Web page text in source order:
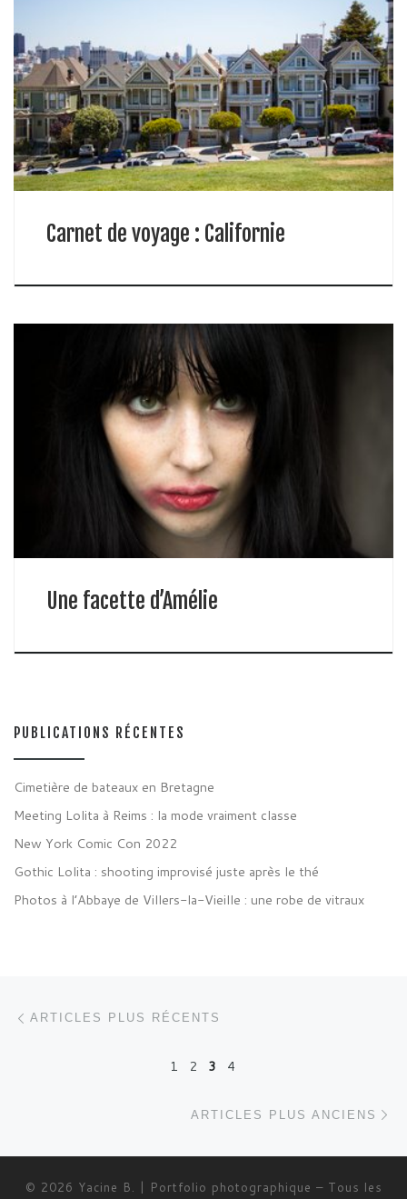
Carnet de voyage : Californie
Une facette d’Amélie
PUBLICATIONS RÉCENTES
Cimetière de bateaux en Bretagne
Meeting Lolita à Reims : la mode vraiment classe
New York Comic Con 2022
Gothic Lolita : shooting improvisé juste après le thé
Photos à l’Abbaye de Villers-la-Vieille : une robe de vitraux
Posts navigation
ARTICLES PLUS RÉCENTS
1 2 3
4
ARTICLES PLUS ANCIENS
© 2026 Yacine B. | Portfolio photographique – Tous les